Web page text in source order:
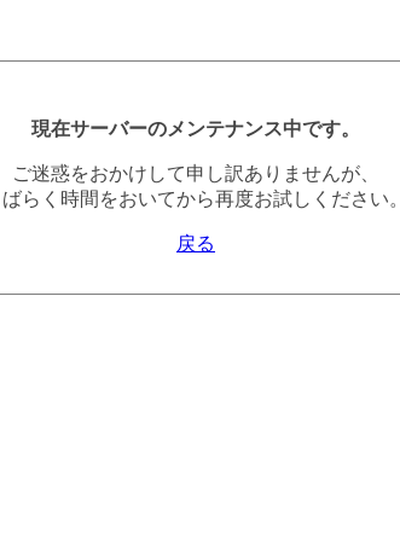
現在サーバーのメンテナンス中です。
ご迷惑をおかけして申し訳ありませんが、
ばらく時間をおいてから再度お試しください。
戻る